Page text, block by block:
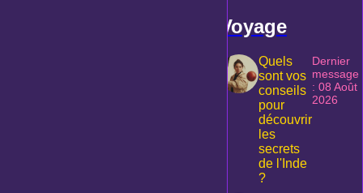
Voyage
Quels
sont vos
conseils
pour
découvrir
les
secrets
de l'Inde
?
Dernier
message
: 08 Août
2026